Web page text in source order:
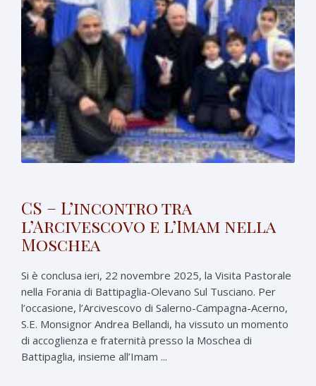
CS – L’incontro tra
l’Arcivescovo e l’Imam nella
Moschea
Si è conclusa ieri, 22 novembre 2025, la Visita Pastorale
nella Forania di Battipaglia-Olevano Sul Tusciano. Per
l’occasione, l’Arcivescovo di Salerno-Campagna-Acerno,
S.E. Monsignor Andrea Bellandi, ha vissuto un momento
di accoglienza e fraternità presso la Moschea di
Battipaglia, insieme all’Imam ...